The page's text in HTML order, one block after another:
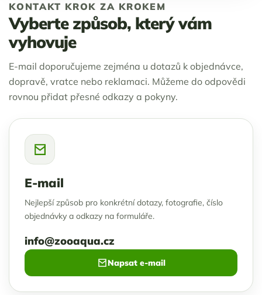
KONTAKT KROK ZA KROKEM
Vyberte způsob, který vám
vyhovuje
E-mail doporučujeme zejména u dotazů k objednávce,
dopravě, vratce nebo reklamaci. Můžeme do odpovědi
rovnou přidat přesné odkazy a pokyny.
E-mail
Nejlepší způsob pro konkrétní dotazy, fotografie, číslo
objednávky a odkazy na formuláře.
info@zooaqua.cz
Napsat e-mail